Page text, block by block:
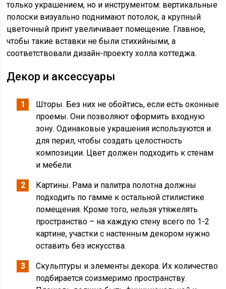
только украшением, но и инструментом: вертикальные
полоски визуально поднимают потолок, а крупный
цветочный принт увеличивает помещение. Главное,
чтобы такие вставки не были стихийными, а
соответствовали дизайн-проекту холла коттеджа.
Декор и аксессуары
Шторы. Без них не обойтись, если есть оконные
проемы. Они позволяют оформить входную
зону. Одинаковые украшения используются и
для перил, чтобы создать целостность
композиции. Цвет должен подходить к стенам
и мебели.
Картины. Рама и палитра полотна должны
подходить по гамме к остальной стилистике
помещения. Кроме того, нельзя утяжелять
пространство – на каждую стену всего по 1-2
картине, участки с настенным декором нужно
оставить без искусства.
Скульптуры и элементы декора. Их количество
подбирается соизмеримо пространству.